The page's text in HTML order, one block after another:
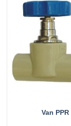
Van PPR